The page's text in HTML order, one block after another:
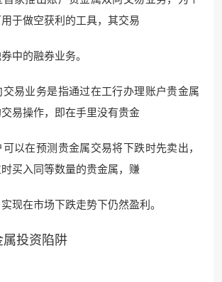
于做空获利的工具，其交易
中的融券业务。
交易业务是指通过在工行办理账户贵金属
易操作，即在手里没有贵金
可以在预测贵金属交易将下跌时先卖出，
买入同等数量的贵金属，赚
现在市场下跌走势下仍然盈利。
投资陷阱